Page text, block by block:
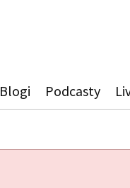
Blogi Podcasty